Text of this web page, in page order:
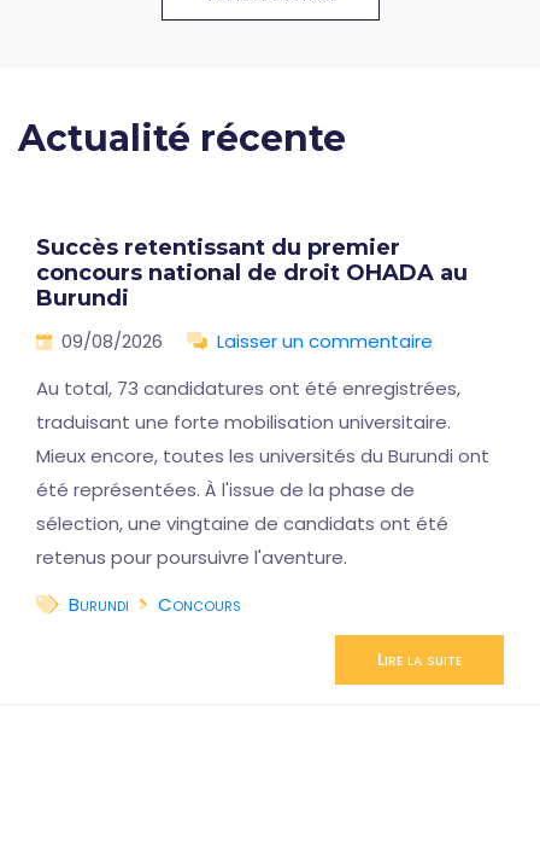
Actualité récente
Succès retentissant du premier
concours national de droit OHADA au
Burundi
09/08/2026
Laisser un commentaire
Au total, 73 candidatures ont été enregistrées,
traduisant une forte mobilisation universitaire.
Mieux encore, toutes les universités du Burundi ont
été représentées. À l'issue de la phase de
sélection, une vingtaine de candidats ont été
retenus pour poursuivre l'aventure.
Burundi
Concours
Lire la suite